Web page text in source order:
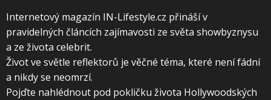
Internetový magazín IN-Lifestyle.cz přináší v
pravidelných článcích zajímavosti ze světa showbyznysu
a ze života celebrit.
Život ve světle reflektorů je věčné téma, které není fádní
a nikdy se neomrzí.
Pojďte nahlédnout pod pokličku života Hollywoodských